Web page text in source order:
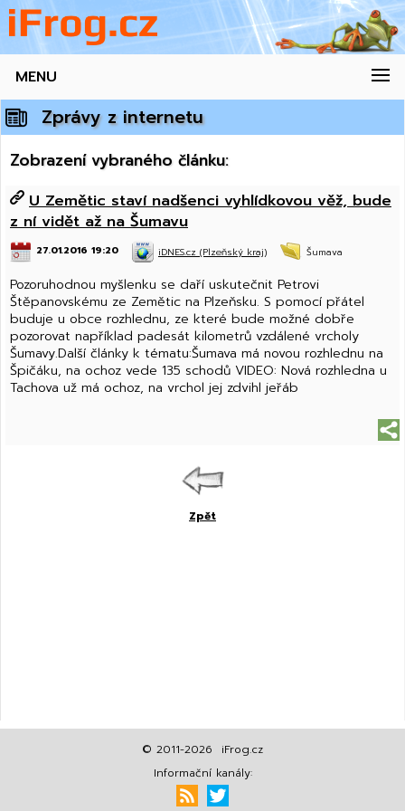
MENU
Zprávy z internetu
Zobrazení vybraného článku:
U Zemětic staví nadšenci vyhlídkovou věž, bude
z ní vidět až na Šumavu
27.01.2016 19:20 iDNES.cz (Plzeňský kraj) Šumava
Pozoruhodnou myšlenku se daří uskutečnit Petrovi
Štěpanovskému ze Zemětic na Plzeňsku. S pomocí přátel
buduje u obce rozhlednu, ze které bude možné dobře
pozorovat například padesát kilometrů vzdálené vrcholy
Šumavy.Další články k tématu:Šumava má novou rozhlednu na
Špičáku, na ochoz vede 135 schodů VIDEO: Nová rozhledna u
Tachova už má ochoz, na vrchol jej zdvihl jeřáb
Zpět
© 2011-2026 iFrog.cz
Informační kanály: